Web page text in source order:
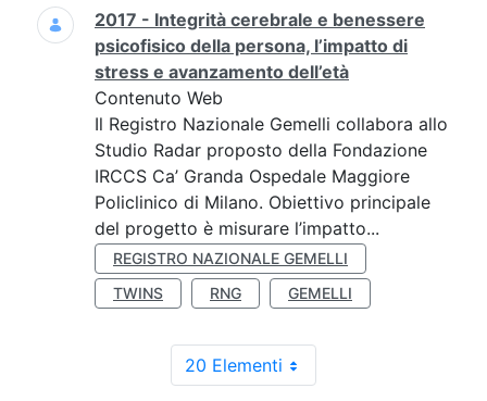
2017 - Integrità cerebrale e benessere
psicofisico della persona, l’impatto di
stress e avanzamento dell’età
Contenuto Web
Il Registro Nazionale Gemelli collabora allo
Studio Radar proposto della Fondazione
IRCCS Ca’ Granda Ospedale Maggiore
Policlinico di Milano. Obiettivo principale
del progetto è misurare l’impatto...
REGISTRO NAZIONALE GEMELLI
TWINS
RNG GEMELLI
20 Elementi